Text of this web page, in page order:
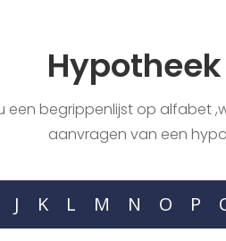
een begrippenlijst op alfabet
aanvragen van een
J K L M N O P